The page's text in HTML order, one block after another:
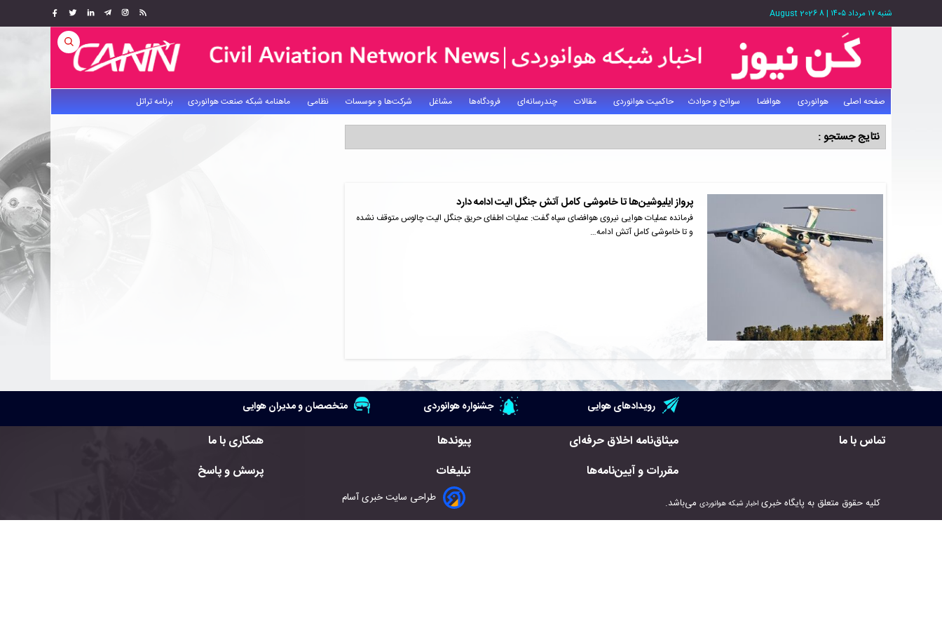
شنبه ۱۷ مرداد ۱۴۰۵ |
8 August 2026
صفحه اصلی هوانوردی هوافضا سوانح و حوادث حاکمیت هوانوردی مقالات چندرسانه‌ای فرودگاه‌ها مشاغل شرکت‌ها و موسسات نظامی ماهنامه شبکه صنعت هوانوردی برنامه تراتل
نتایج جستجو :
پرواز ایلیوشین‌ها تا خاموشی کامل آتش جنگل الیت ادامه دارد
فرمانده عملیات هوایی نیروی هوافضای سپاه گفت: عملیات اطفای حریق جنگل الیت چالوس متوقف نشده
و تا خاموشی کامل آتش ادامه…
رویدادهای هوایی جشنواره هوانوردی متخصصان و مدیران هوایی
تماس با ما
میثاق‌نامه اخلاق حرفه‌ای
مقررات و آیین‌نامه‌ها
پیوندها
تبلیغات
همکاری با ما
پرسش و پاسخ
کلیه حقوق متعلق به پایگاه خبری اخبار شبکه هوانوردی می‌باشد. طراحی سایت خبری آسام